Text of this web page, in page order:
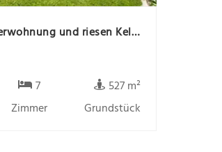
Haus mit Einliegerwohnung und riesen Keller Bönen
7
Zimmer
527 m²
Grundstück